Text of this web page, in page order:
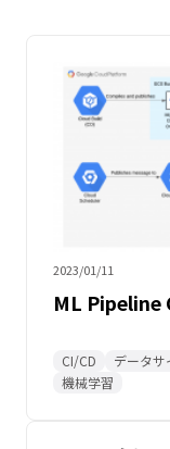
2023/01/11
ML Pipeline
CI/CD データサ
機械学習